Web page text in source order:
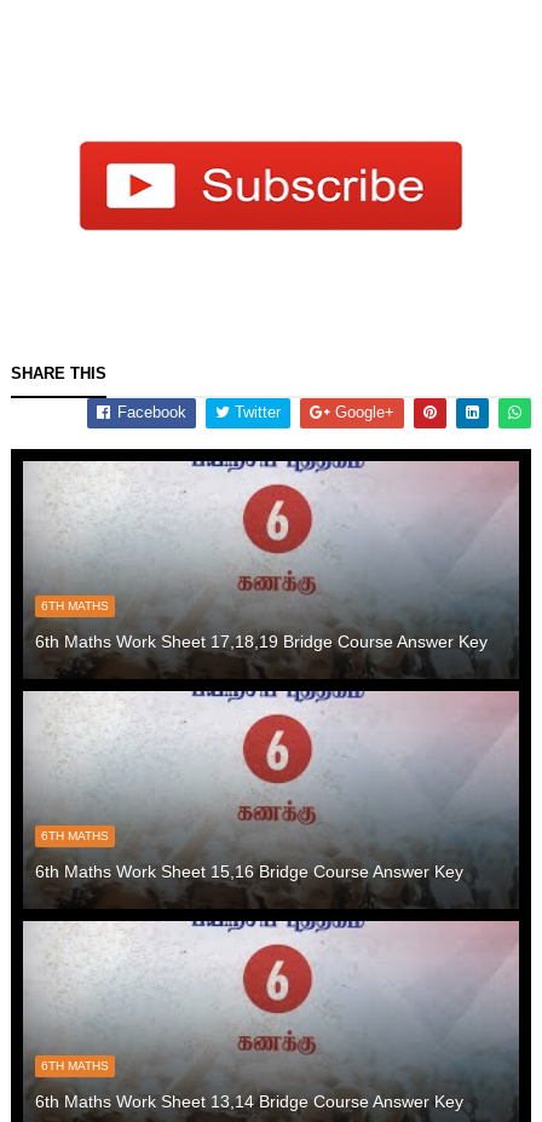
SHARE THIS
Facebook Twitter Google+
6TH MATHS
6th Maths Work Sheet 17,18,19 Bridge Course Answer Key
6TH MATHS
6th Maths Work Sheet 15,16 Bridge Course Answer Key
6TH MATHS
6th Maths Work Sheet 13,14 Bridge Course Answer Key